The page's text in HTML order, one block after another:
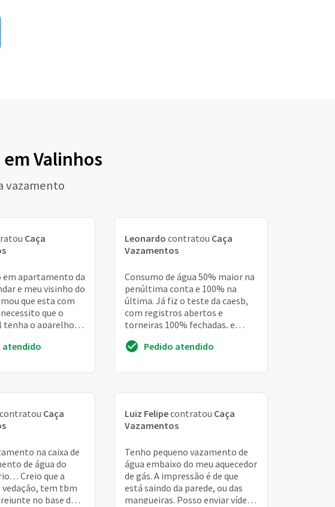
Valinhos
vazamento
Caça
em apartamento da
e meu visinho do
que esta com
que o
o aparelho
atendido
Leonardo contratou Caça
Vazamentos
Consumo de água 50% maior na
penúltima conta e 100% na
última. Já fiz o teste da caesb,
com registros abertos e
torneiras 100% fechadas, e
constantemente. Não h...
Pedido atendido
contratou Caça
na caixa de
de água do
. . Creio que a
vedação, tem tbm
no base do
Luiz Felipecontratou Caça
Vazamentos
Tenho pequeno vazamento de
água embaixo do meu aquecedor
de gás. A impressão é de que
está saindo da parede, ou das
mangueiras. Posso enviar vídeo